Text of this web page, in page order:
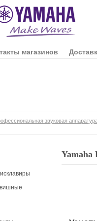
магазинов
звуковая
Yamaha